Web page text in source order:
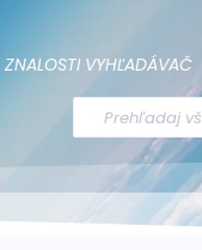
ZNALOSTI VYHĽADÁVAČ